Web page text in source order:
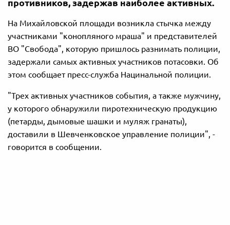
противников, задержав наиболее активных.
На Михайловской площади возникла стычка между
участниками "конопляного мраша" и представителей
ВО "Свобода", которую пришлось разнимать полиции,
задержали самых активных участников потасовки. Об
этом сообщает пресс-служба Нацинальной полиции.
"Трех активных участников события, а также мужчину,
у которого обнаружили пиротехническую продукцию
(петарды, дымовые шашки и муляж гранаты),
доставили в Шевченковское управление полиции", -
говорится в сообщении.